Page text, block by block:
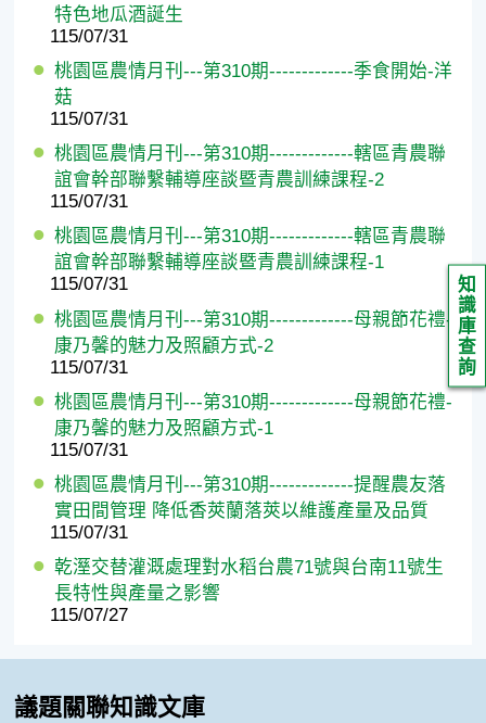
知
識
庫
查
詢
特色地瓜酒誕生
115/07/31
桃園區農情月刊---第310期-------------季食開始-洋
菇
115/07/31
桃園區農情月刊---第310期-------------轄區青農聯
誼會幹部聯繫輔導座談暨青農訓練課程-2
115/07/31
桃園區農情月刊---第310期-------------轄區青農聯
誼會幹部聯繫輔導座談暨青農訓練課程-1
115/07/31
桃園區農情月刊---第310期-------------母親節花禮-
康乃馨的魅力及照顧方式-2
115/07/31
桃園區農情月刊---第310期-------------母親節花禮-
康乃馨的魅力及照顧方式-1
115/07/31
桃園區農情月刊---第310期-------------提醒農友落
實田間管理 降低香莢蘭落莢以維護產量及品質
115/07/31
乾溼交替灌溉處理對水稻台農71號與台南11號生
長特性與產量之影響
115/07/27
議題關聯知識文庫